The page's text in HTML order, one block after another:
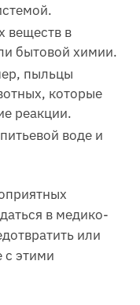
веществ в
бытовой химии.
пыльцы
которые
реакции.
воде и
в медико-
или
с этими